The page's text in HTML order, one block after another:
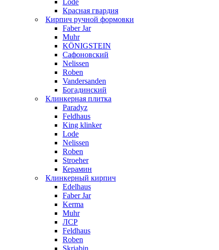
Lode
Красная гвардия
Кирпич ручной формовки
Faber Jar
Muhr
KÖNIGSTEIN
Сафоновский
Nelissen
Roben
Vandersanden
Богадинский
Клинкерная плитка
Paradyz
Feldhaus
King klinker
Lode
Nelissen
Roben
Stroeher
Керамин
Клинкерный кирпич
Edelhaus
Faber Jar
Kerma
Muhr
ЛСР
Feldhaus
Roben
Skriabin